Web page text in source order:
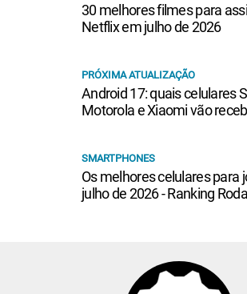
30 melhores filmes para
Netflix em julho de 2026
PRÓXIMA ATUALIZAÇÃO
Android 17: quais celulares
Motorola e Xiaomi vão
SMARTPHONES
Os melhores celulares para
julho de 2026 - Ranking